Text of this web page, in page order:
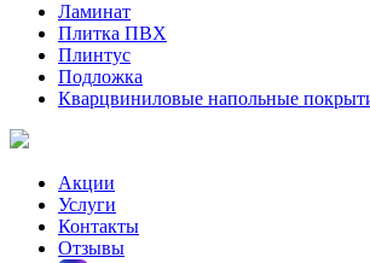
Ламинат
Плитка ПВХ
Плинтус
Подложка
Кварцвиниловые напольные
Акции
Услуги
Контакты
Отзывы